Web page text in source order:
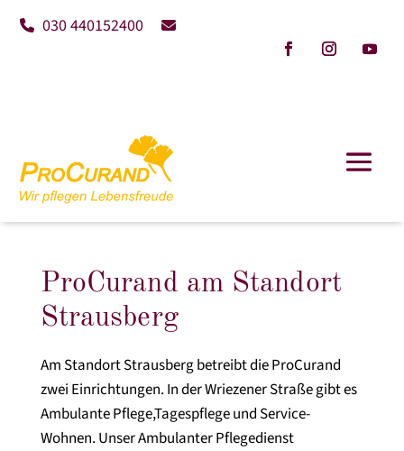
030 440152400
ProCurand am Standort
Strausberg
Am Standort Strausberg betreibt die ProCurand
zwei Einrichtungen. In der Wriezener Straße gibt es
Ambulante Pflege,Tagespflege und Service-
Wohnen. Unser Ambulanter Pflegedienst